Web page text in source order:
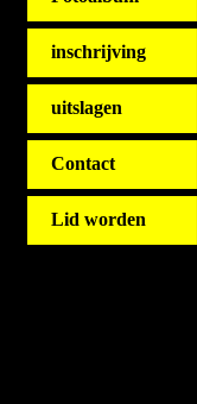
inschrijving
uitslagen
Contact
Lid worden